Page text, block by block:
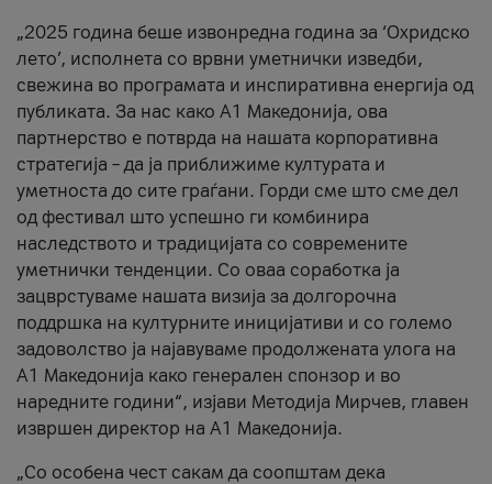
„2025 година беше извонредна година за ‘Охридско
лето’, исполнета со врвни уметнички изведби,
свежина во програмата и инспиративна енергија од
публиката. За нас како A1 Македонија, ова
партнерство е потврда на нашата корпоративна
стратегија – да ја приближиме културата и
уметноста до сите граѓани. Горди сме што сме дел
од фестивал што успешно ги комбинира
наследството и традицијата со современите
уметнички тенденции. Со оваа соработка ја
зацврстуваме нашата визија за долгорочна
поддршка на културните иницијативи и со големо
задоволство ја најавуваме продолжената улога на
A1 Македонија како генерален спонзор и во
наредните години“, изјави Методија Мирчев, главен
извршен директор на A1 Македонија.
„Со особена чест сакам да соопштам дека